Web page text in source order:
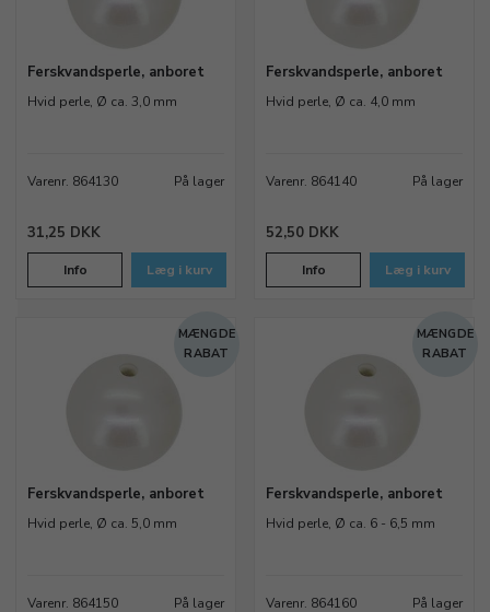
For at fremme væksten og kvaliteten skifter muslingen
miljø flere gange gennem sit liv. Denne proces stimulerer
perlemorsproduktionen og resulterer i stærke og smukke
perler.
Ferskvandsperler til
Vores sortiment inkluderer ægte perleri både klassiske
runde former og mere unikke varianter. Perlerne er enten
smykkedesigns. Mange kunder bruger perlerne til
øreringe, armbånd og halskæder - både professionelle og
passionerede smykkemagere.
Lav helt unikke smykker med
baroque-perle
er en type ferskvandsperle med unik
form og ujævn struktur. Navnet stammer fra barokken og
Ferskvandsperle, anboret
Hvid perle, Ø ca. 3,0 mm
Varenr. 864130 På lager
31,25 DKK
Info Læg i kurv
Ferskvandsperle, anboret
Hvid perle, Ø ca. 4,0 mm
Varenr. 864140 På lager
52,50 DKK
Info Læg i kurv
MÆNGDE
RABAT
Ferskvandsperle, anboret
Hvid perle, Ø ca. 5,0 mm
Varenr. 864150 På lager
MÆNGDE
RABAT
Ferskvandsperle, anboret
Hvid perle, Ø ca. 6 - 6,5 mm
Varenr. 864160 På lager